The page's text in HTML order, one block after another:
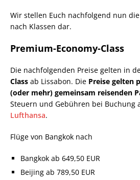
Wir stellen Euch nachfolgend nun
nach Klassen dar.
Premium-Economy-Class
Die nachfolgenden Preise gelten in
Class ab Lissabon. Die Preise gelten
(oder mehr) gemeinsam reisenden
Steuern und Gebühren bei Buchung
Lufthansa.
Flüge von Bangkok nach
Bangkok ab 649,50 EUR
Beijing ab 789,50 EUR